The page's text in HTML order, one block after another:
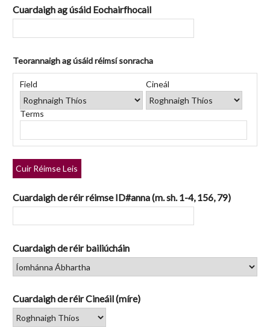
Cuardaigh ag úsáid Eochairfhocail
rows
"Teorannaigh
úsáid
réimsí
sonracha":
Teorannaigh ag úsáid réimsí sonracha
Réimse
Cuardaigh
Cineál
Cuardaigh
Focail
Chuardaigh
Search
Joiner
Field Cineál
Terms
Cuir Réimse Leis
Cuardaigh de réir réimse ID#anna (m. sh. 1-4, 156, 79)
Cuardaigh de réir bailiúcháin
Cuardaigh de réir Cineáil (míre)